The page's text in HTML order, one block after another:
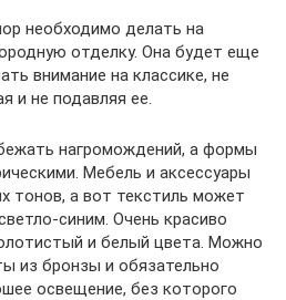
необходимо делать на
отделку. Она будет еще
внимание на классике, не
и не подавляя ее.
нагромождений, а формы
Мебель и аксессуары
тонов, а вот текстиль может
синим. Очень красиво
и белый цвета. Можно
из бронзы и обязательно
освещение, без которого